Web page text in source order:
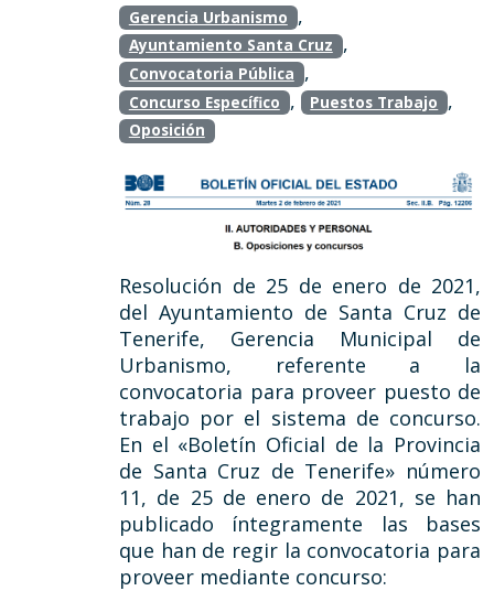
Gerencia Urbanismo ,
Ayuntamiento Santa Cruz ,
Convocatoria Pública ,
Concurso Específico , Puestos Trabajo ,
Oposición
Resolución de 25 de enero de 2021,
del Ayuntamiento de Santa Cruz de
Tenerife, Gerencia Municipal de
Urbanismo, referente a la
convocatoria para proveer puesto de
trabajo por el sistema de concurso.
En el «Boletín Oficial de la Provincia
de Santa Cruz de Tenerife» número
11, de 25 de enero de 2021, se han
publicado íntegramente las bases
que han de regir la convocatoria para
proveer mediante concurso: